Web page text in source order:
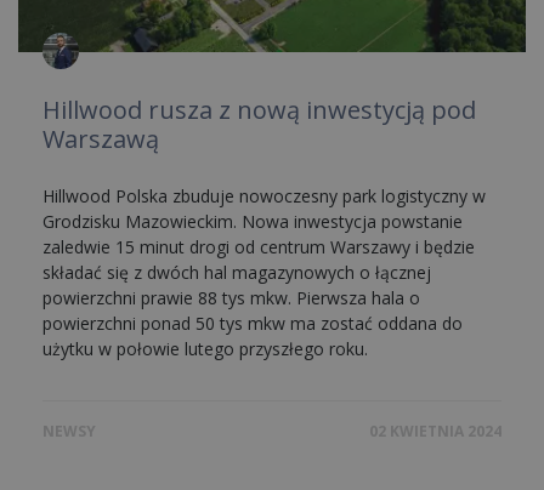
Hillwood rusza z nową inwestycją pod
Warszawą
Hillwood Polska zbuduje nowoczesny park logistyczny w
Grodzisku Mazowieckim. Nowa inwestycja powstanie
zaledwie 15 minut drogi od centrum Warszawy i będzie
składać się z dwóch hal magazynowych o łącznej
powierzchni prawie 88 tys mkw. Pierwsza hala o
powierzchni ponad 50 tys mkw ma zostać oddana do
użytku w połowie lutego przyszłego roku.
NEWSY 02 KWIETNIA 2024